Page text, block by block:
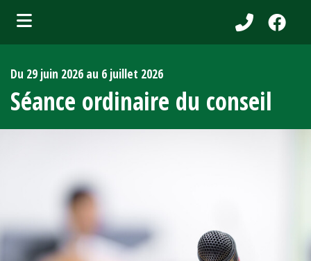
(Attraits touristiques )
Du 29 juin 2026 au 6 juillet 2026
Séance ordinaire du conseil